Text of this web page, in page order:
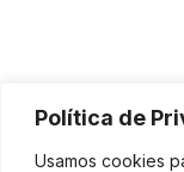
Política de
Usamos cookies